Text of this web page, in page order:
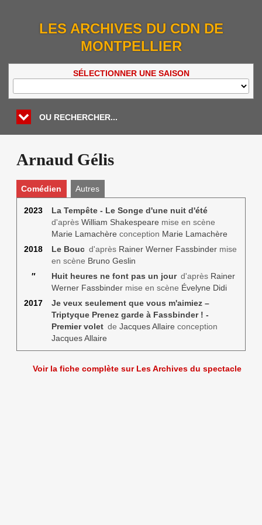
LES ARCHIVES DU CDN DE
MONTPELLIER
SÉLECTIONNER UNE SAISON
OU RECHERCHER...
Arnaud Gélis
Comédien Autres
2023
La Tempête - Le Songe d'une nuit d'été
d'après William Shakespeare mise en scène
Marie Lamachère conception Marie Lamachère
2018
Le Boucd'après Rainer Werner Fassbindermise
en scène Bruno Geslin
″
Huit heures ne font pas un jourd'après Rainer
Werner Fassbindermise en scène Évelyne Didi
2017
Je veux seulement que vous m'aimiez –
Triptyque Prenez garde à Fassbinder ! -
Premier voletde Jacques Allaire conception
Jacques Allaire
Voir la fiche complète sur Les Archives du spectacle